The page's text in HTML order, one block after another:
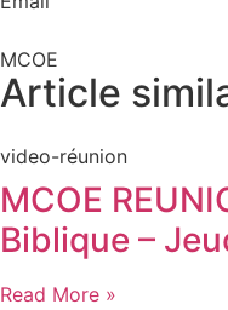
MCOE
Article
video-réunion
MCOE
Biblique –
Read More »